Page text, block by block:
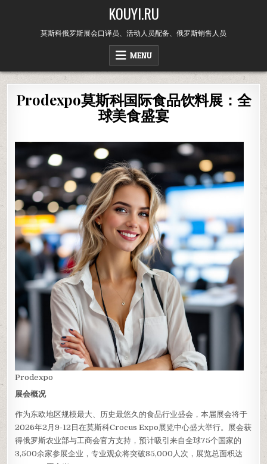
KOUYI.RU
莫斯科俄罗斯展会口译员、活动人员配备、俄罗斯销售人员
MENU
Prodexpo莫斯科国际食品饮料展：全
球美食盛宴
Prodexpo
展会概况
作为东欧地区规模最大、历史最悠久的食品行业盛会，本届展会将于
2026年2月9-12日在莫斯科Crocus Expo展览中心盛大举行。展会获
得俄罗斯农业部与工商会官方支持，预计吸引来自全球75个国家的
3,500余家参展企业，专业观众将突破85,000人次，展览总面积达